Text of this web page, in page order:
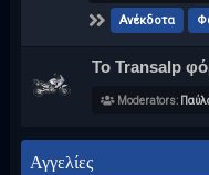
Ανέκδοτα
Το Transalp
Moderators:
Αγγελίες